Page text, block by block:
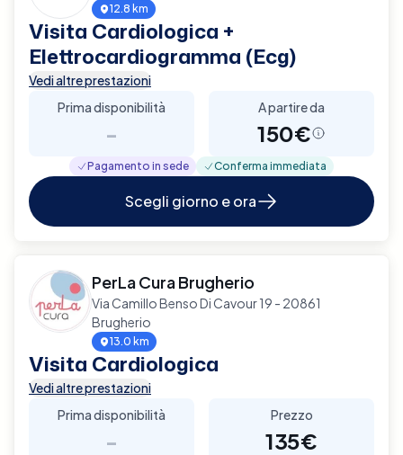
12.8 km
Visita Cardiologica +
Elettrocardiogramma (Ecg)
Vedi altre prestazioni
Prima disponibilità
-
A partire da
150€
Pagamento in sede Conferma immediata
Scegli giorno e ora
PerLa Cura Brugherio
Via Camillo Benso Di Cavour 19 - 20861
Brugherio
13.0 km
Visita Cardiologica
Vedi altre prestazioni
Prima disponibilità
-
Prezzo
135€